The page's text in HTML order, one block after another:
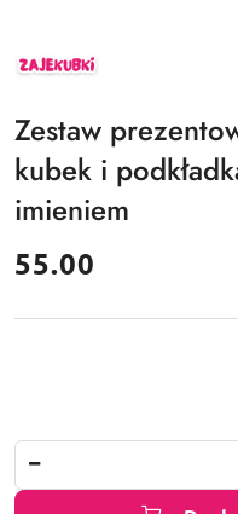
ZAJEKUBKI
Zestaw
kubek i
imieniem
cena:
55.00